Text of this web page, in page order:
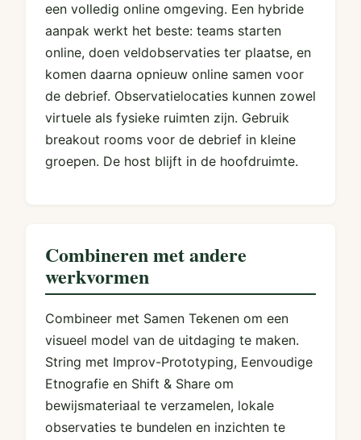
een volledig online omgeving. Een hybride
aanpak werkt het beste: teams starten
online, doen veldobservaties ter plaatse, en
komen daarna opnieuw online samen voor
de debrief. Observatielocaties kunnen zowel
virtuele als fysieke ruimten zijn. Gebruik
breakout rooms voor de debrief in kleine
groepen. De host blijft in de hoofdruimte.
Combineren met andere
werkvormen
Combineer met Samen Tekenen om een
visueel model van de uitdaging te maken.
String met Improv-Prototyping, Eenvoudige
Etnografie en Shift & Share om
bewijsmateriaal te verzamelen, lokale
observaties te bundelen en inzichten te